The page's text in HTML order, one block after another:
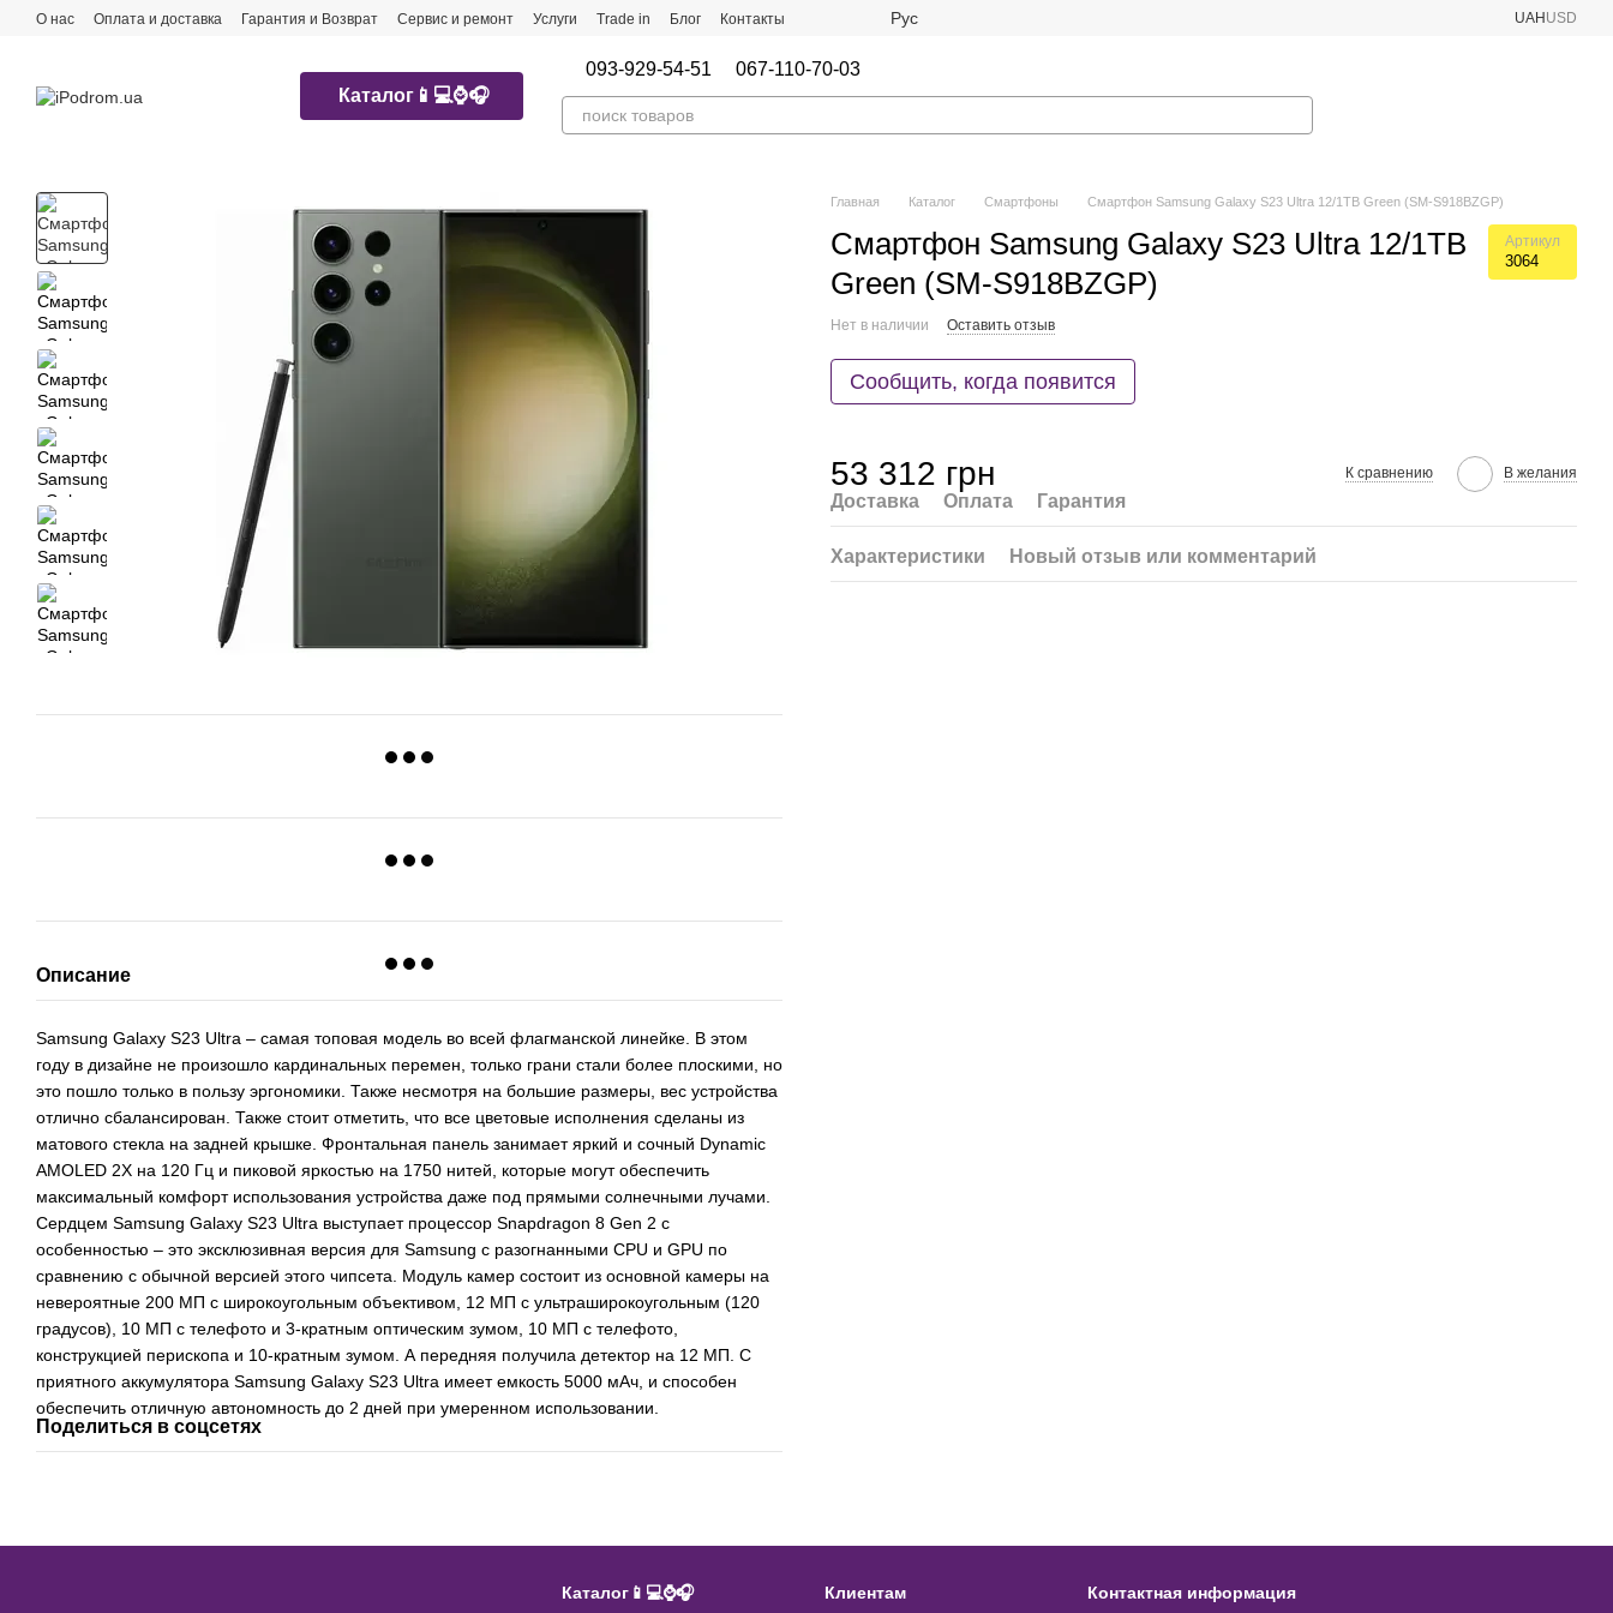
Перейти к основному контенту
О нас Оплата и доставка Гарантия и Возврат Сервис и ремонт Услуги Trade in Блог Контакты Рус UAH USD
Каталог📱💻⌚️🎧
093-929-54-51 067-110-70-03
Описание
Samsung Galaxy S23 Ultra – самая топовая модель во всей флагманской линейке. В этом
году в дизайне не произошло кардинальных перемен, только грани стали более плоскими, но
это пошло только в пользу эргономики. Также несмотря на большие размеры, вес устройства
отлично сбалансирован. Также стоит отметить, что все цветовые исполнения сделаны из
матового стекла на задней крышке. Фронтальная панель занимает яркий и сочный Dynamic
AMOLED 2X на 120 Гц и пиковой яркостью на 1750 нитей, которые могут обеспечить
максимальный комфорт использования устройства даже под прямыми солнечными лучами.
Сердцем Samsung Galaxy S23 Ultra выступает процессор Snapdragon 8 Gen 2 с
особенностью – это эксклюзивная версия для Samsung с разогнанными CPU и GPU по
сравнению с обычной версией этого чипсета. Модуль камер состоит из основной камеры на
невероятные 200 МП с широкоугольным объективом, 12 МП с ультраширокоугольным (120
градусов), 10 МП с телефото и 3-кратным оптическим зумом, 10 МП с телефото,
конструкцией перископа и 10-кратным зумом. А передняя получила детектор на 12 МП. С
приятного аккумулятора Samsung Galaxy S23 Ultra имеет емкость 5000 мАч, и способен
обеспечить отличную автономность до 2 дней при умеренном использовании.
Поделиться в соцсетях
Главная Каталог Смартфоны Смартфон Samsung Galaxy S23 Ultra 12/1TB Green (SM-S918BZGP)
Смартфон Samsung Galaxy S23 Ultra 12/1TB
Green (SM-S918BZGP)
Артикул
3064
Нет в наличии Оставить отзыв
Сообщить, когда появится
53 312 грн К сравнению В желания
Доставка Оплата Гарантия
Характеристики Новый отзыв или комментарий
Каталог📱💻⌚️🎧 Клиентам Контактная информация